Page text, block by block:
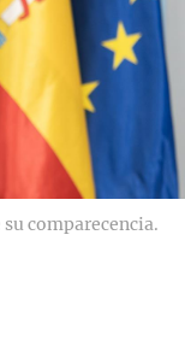
comparecencia.